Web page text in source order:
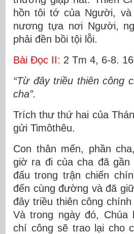
hồn tôi tớ của Người,
nương tựa nơi Người,
phải đền bồi tội lỗi.
Bài Ðọc II: 2 Tm 4, 6-8.
“Từ đây triều thiên công
cha”.
Trích thư thứ hai của
gửi Timôthêu.
Con thân mến, phần
giờ ra đi của cha đã gần
đấu trong trận chiến
đến cùng đường và đã
đây triều thiên công
Và trong ngày đó, Chúa
chí công sẽ trao lại cho